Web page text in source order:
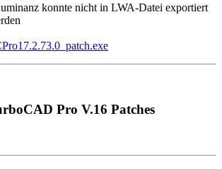
konnte nicht in LWA-Datei exportiert
Pro V.16 Patches